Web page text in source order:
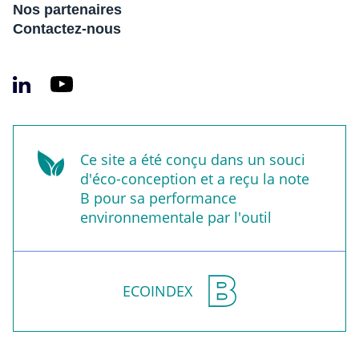
Nos partenaires
Contactez-nous
Ce site a été conçu dans un souci
d'éco-conception et a reçu la note
B pour sa performance
environnementale par l'outil
ECOINDEX